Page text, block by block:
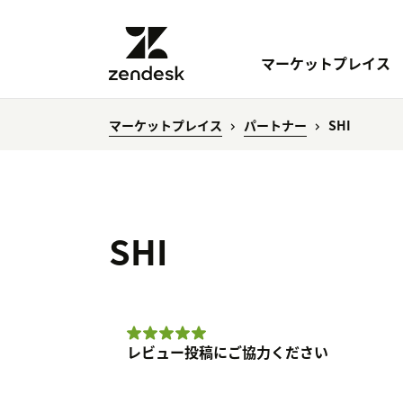
マーケットプレイス
マーケットプレイス パートナー SHI
SHI
レビュー投稿にご協力ください